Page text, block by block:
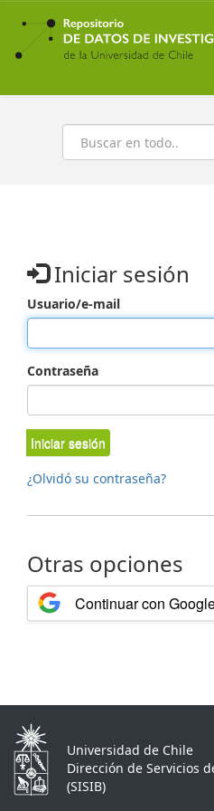
Ir
contenido
principal
Buscar
Iniciar sesión
Usuario/e-mail
Contraseña
Iniciar sesión
¿Olvidó su contraseña?
Otras opciones
Continuar con
Universidad de Chile
Dirección de Servicios
(SISIB)